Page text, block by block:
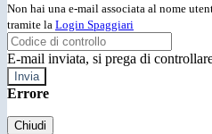
Non hai una e-mail associata al nome
tramite la Login Spaggiari
E-mail inviata, si prega di
Errore
Chiudi